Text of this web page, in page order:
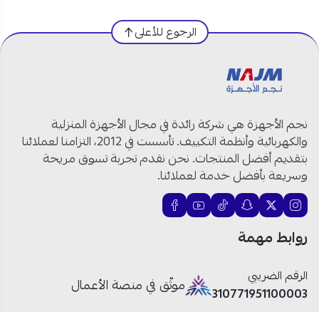
خاصية الأشعال الذاتي أسفل مفتاح التشغيل
صمام أمان لغلق السطح أوتوماتيكيًا.
مادة الصنع
أبعاد السطح
بلد المنشأ: إيطالي
رقم الموديل: JW5020
ما الذي يجعل موقد الغاز السطحي من كتشن لاين مثاليًا
لمطبخك؟
عين ثلاثية جانبية للطهي السريع
حوامل زهر شديدة التحمل
حتى مع الأواني الثقيلة.
الرجوع للأعلى
نجم الأجهزة هي شركة رائدة في مجال الأجهزة المنزلية
والكهربائية وأنظمة التكييف. تأسست في 2012، التزامنا لعملائنا
بتقديم أفضل المنتجات. نحن نقدم تجربة تسوق مريحة
وسريعة بأفضل خدمة لعملائنا.
روابط مهمة
الرقم الضريبي
310771951100003
موثّق في منصة الأعمال